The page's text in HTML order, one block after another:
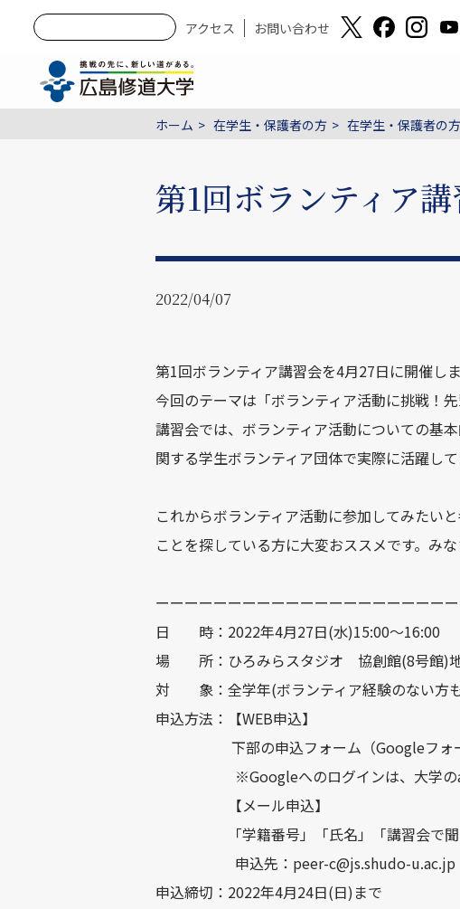
アクセス お問い合わせ
ホーム 在学生・保護者の方 在学生・保護者の
第1回ボランティア
2022/04/07
第1回ボランティア講習会を4月27日に開催しま
今回のテーマは「ボランティア活動に挑戦！
講習会では、ボランティア活動についての基
関する学生ボランティア団体で実際に活躍し
これからボランティア活動に参加してみたい
ことを探している方に大変おススメです。み
ーーーーーーーーーーーーーーーーーーーー
日 時：2022年4月27日(水)15:00～16:00
場 所：ひろみらスタジオ 協創館(8号館)
対 象：全学年(ボランティア経験のない方
申込方法：【WEB申込】
下部の申込フォーム（Googleフォーム
※Googleへのログインは、大学の
【メール申込】
「学籍番号」「氏名」「講習会で聞い
申込先：peer-c@js.shudo-u.ac.jp
申込締切：2022年4月24日(日)まで